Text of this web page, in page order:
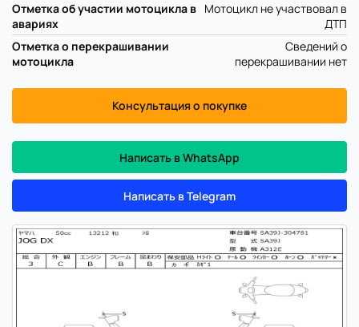
Отметка об участии мотоцикла в
авариях
Мотоцикл не участвовал в
ДТП
Отметка о перекрашивании
мотоцикла
Сведений о
перекрашивании нет
Консультация о покупке
Написать в WhatsApp
Написать в Telegram